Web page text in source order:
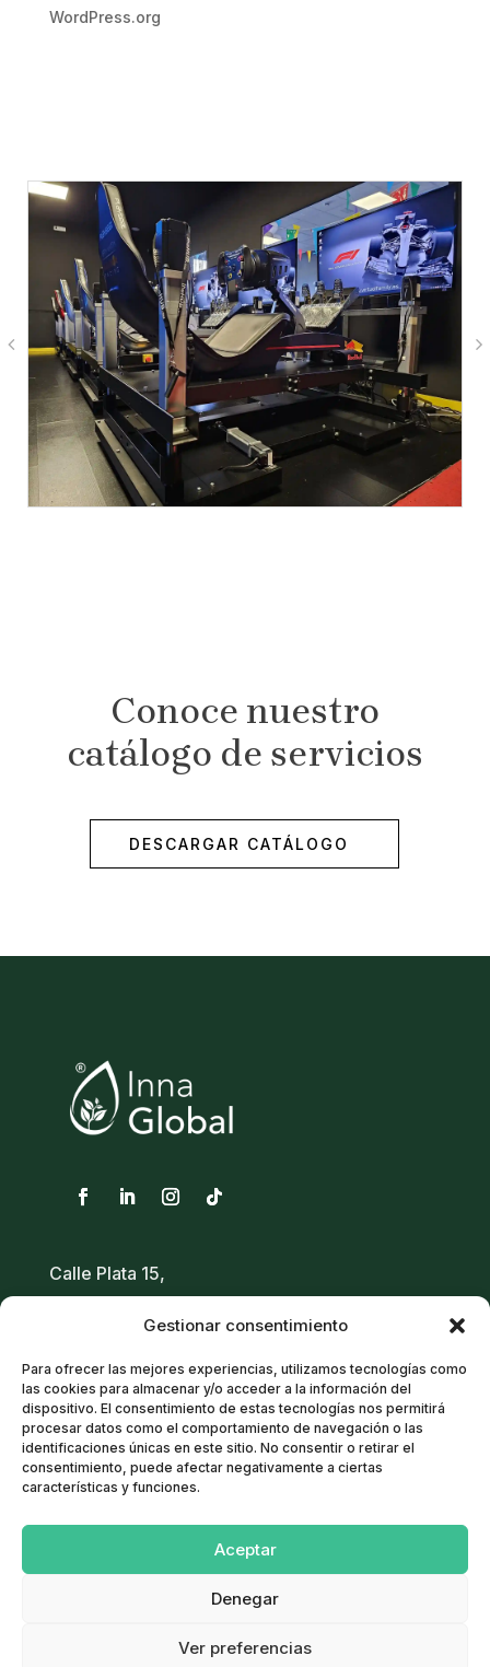
Gestionar consentimiento
Para ofrecer las mejores experiencias, utilizamos tecnologías como
las cookies para almacenar y/o acceder a la información del
dispositivo. El consentimiento de estas tecnologías nos permitirá
procesar datos como el comportamiento de navegación o las
identificaciones únicas en este sitio. No consentir o retirar el
consentimiento, puede afectar negativamente a ciertas
características y funciones.
Aceptar
Denegar
Ver preferencias
WordPress.org
Conoce nuestro
catálogo de servicios
DESCARGAR CATÁLOGO
Calle Plata 15,
671 03 89 06/616 93 22 35
91 378 70 02
info@innaglobal.com